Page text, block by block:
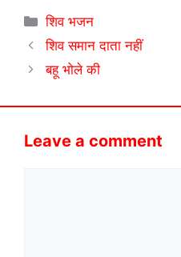
Categories
शिव भजन
शिव समान दाता नहीं
बहू भोले की
Leave a comment